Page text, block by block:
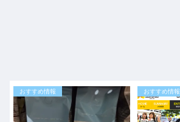
おすすめ情報 おすすめ情報